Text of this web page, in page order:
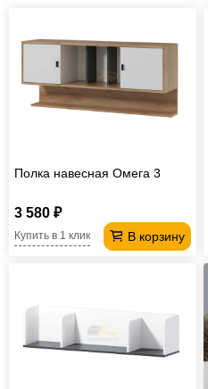
Полка навесная Омега 3
3 580 ₽
В корзину
Купить в 1 клик